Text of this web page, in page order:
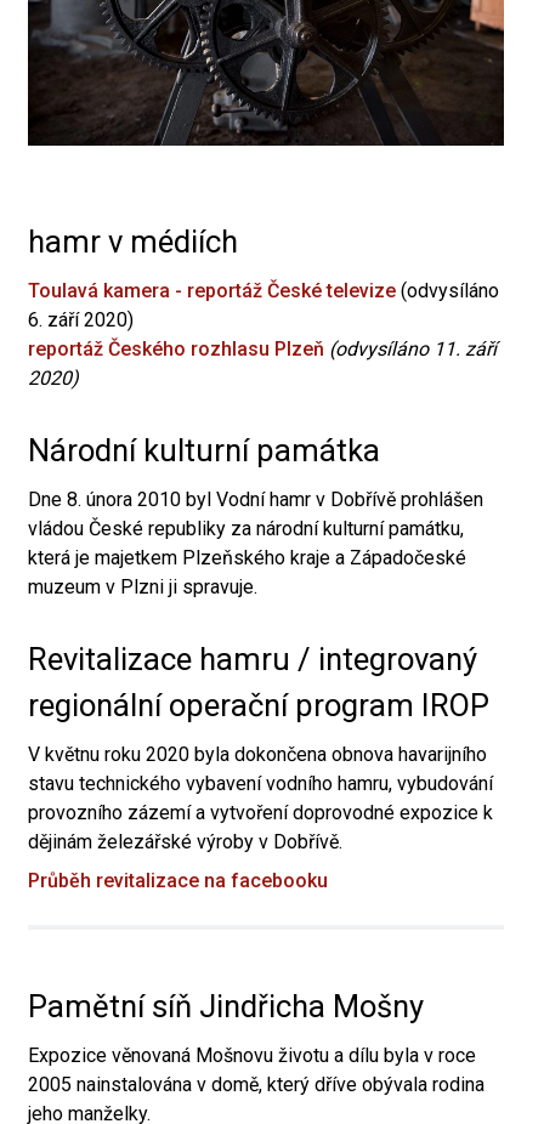
hamr v médiích
Toulavá kamera - reportáž České televize (odvysíláno
6. září 2020)
reportáž Českého rozhlasu Plzeň (odvysíláno 11. září
2020)
Národní kulturní památka
Dne 8. února 2010 byl Vodní hamr v Dobřívě prohlášen
vládou České republiky za národní kulturní památku,
která je majetkem Plzeňského kraje a Západočeské
muzeum v Plzni ji spravuje.
Revitalizace hamru / integrovaný
regionální operační program IROP
V květnu roku 2020 byla dokončena obnova havarijního
stavu technického vybavení vodního hamru, vybudování
provozního zázemí a vytvoření doprovodné expozice k
dějinám železářské výroby v Dobřívě.
Průběh revitalizace na facebooku
Pamětní síň Jindřicha Mošny
Expozice věnovaná Mošnovu životu a dílu byla v roce
2005 nainstalována v domě, který dříve obývala rodina
jeho manželky.